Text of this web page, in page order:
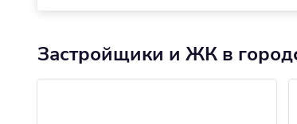
Застройщики и ЖК в